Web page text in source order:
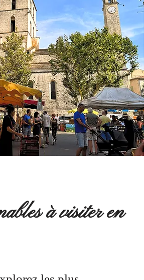
à visiter en